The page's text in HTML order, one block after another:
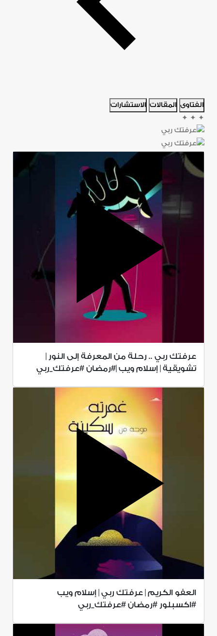
الفتاوى المقالات الاستشارات
✦
✦
✦
عرفتك ربي .. رحلة من المعرفة إلى النور |
تشويقية | إسلام ويب |#رمضان #عرفتك_ربي
العفو الكريم | عرفتك ربي | إسلام ويب
#اكسبلور #رمضان #عرفتك_ربي